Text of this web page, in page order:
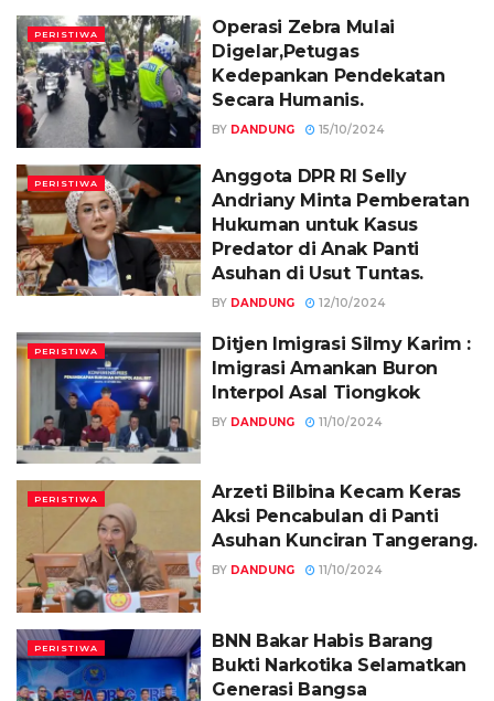
PERISTIWA
Operasi Zebra Mulai
Digelar,Petugas
Kedepankan Pendekatan
Secara Humanis.
BY DANDUNG 15/10/2024
PERISTIWA
Anggota DPR RI Selly
Andriany Minta Pemberatan
Hukuman untuk Kasus
Predator di Anak Panti
Asuhan di Usut Tuntas.
BY DANDUNG 12/10/2024
PERISTIWA
Ditjen Imigrasi Silmy Karim :
Imigrasi Amankan Buron
Interpol Asal Tiongkok
BY DANDUNG 11/10/2024
PERISTIWA
Arzeti Bilbina Kecam Keras
Aksi Pencabulan di Panti
Asuhan Kunciran Tangerang.
BY DANDUNG 11/10/2024
PERISTIWA
BNN Bakar Habis Barang
Bukti Narkotika Selamatkan
Generasi Bangsa